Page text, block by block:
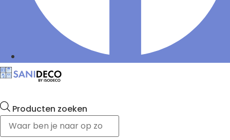
Producten zoeken